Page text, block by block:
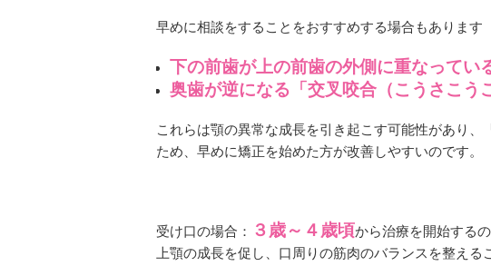
早めに相談をすることをおすすめする場合もあります
下の前歯が上の前歯の外側に重なってい
奥歯が逆になる「交叉咬合（こうさこう
これらは顎の異常な成長を引き起こす可能性があり
ため、早めに矯正を始めた方が改善しやすいのです。
受け口の場合： ３歳～４歳頃から治療を開始する
上顎の成長を促し、口周りの筋肉のバランスを整える